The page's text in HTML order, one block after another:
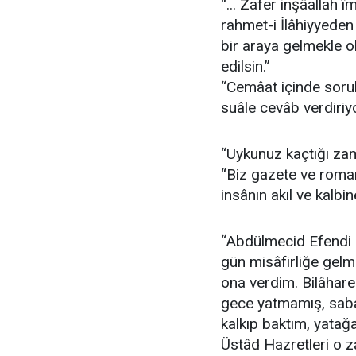
“... Zafer inşâallah
rahmet-i
bir araya gelmekle
edilsin.”
“Cemâat içinde
suâle cevâb
“Uykunuz kaçtığı
“Biz gazete ve
insânın akıl ve
“Abdülmecid
gün misâfirliğe
ona verdim. Bilâhare
gece yatmamış,
kalkıp baktım,
Üstâd Hazretleri o